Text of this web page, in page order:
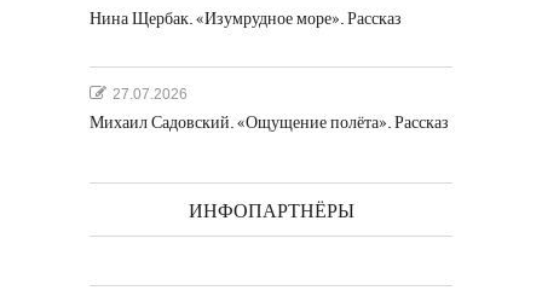
Нина Щербак. «Изумрудное море». Рассказ
27.07.2026
Михаил Садовский. «Ощущение полёта». Рассказ
ИНФОПАРТНЁРЫ